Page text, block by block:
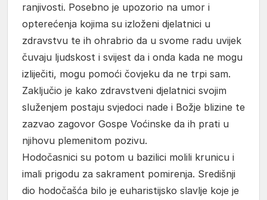
ranjivosti. Posebno je upozorio na umor i
opterećenja kojima su izloženi djelatnici u
zdravstvu te ih ohrabrio da u svome radu uvijek
čuvaju ljudskost i svijest da i onda kada ne mogu
izliječiti, mogu pomoći čovjeku da ne trpi sam.
Zaključio je kako zdravstveni djelatnici svojim
služenjem postaju svjedoci nade i Božje blizine te
zazvao zagovor Gospe Voćinske da ih prati u
njihovu plemenitom pozivu.
Hodočasnici su potom u bazilici molili krunicu i
imali prigodu za sakrament pomirenja. Središnji
dio hodočašća bilo je euharistijsko slavlje koje je